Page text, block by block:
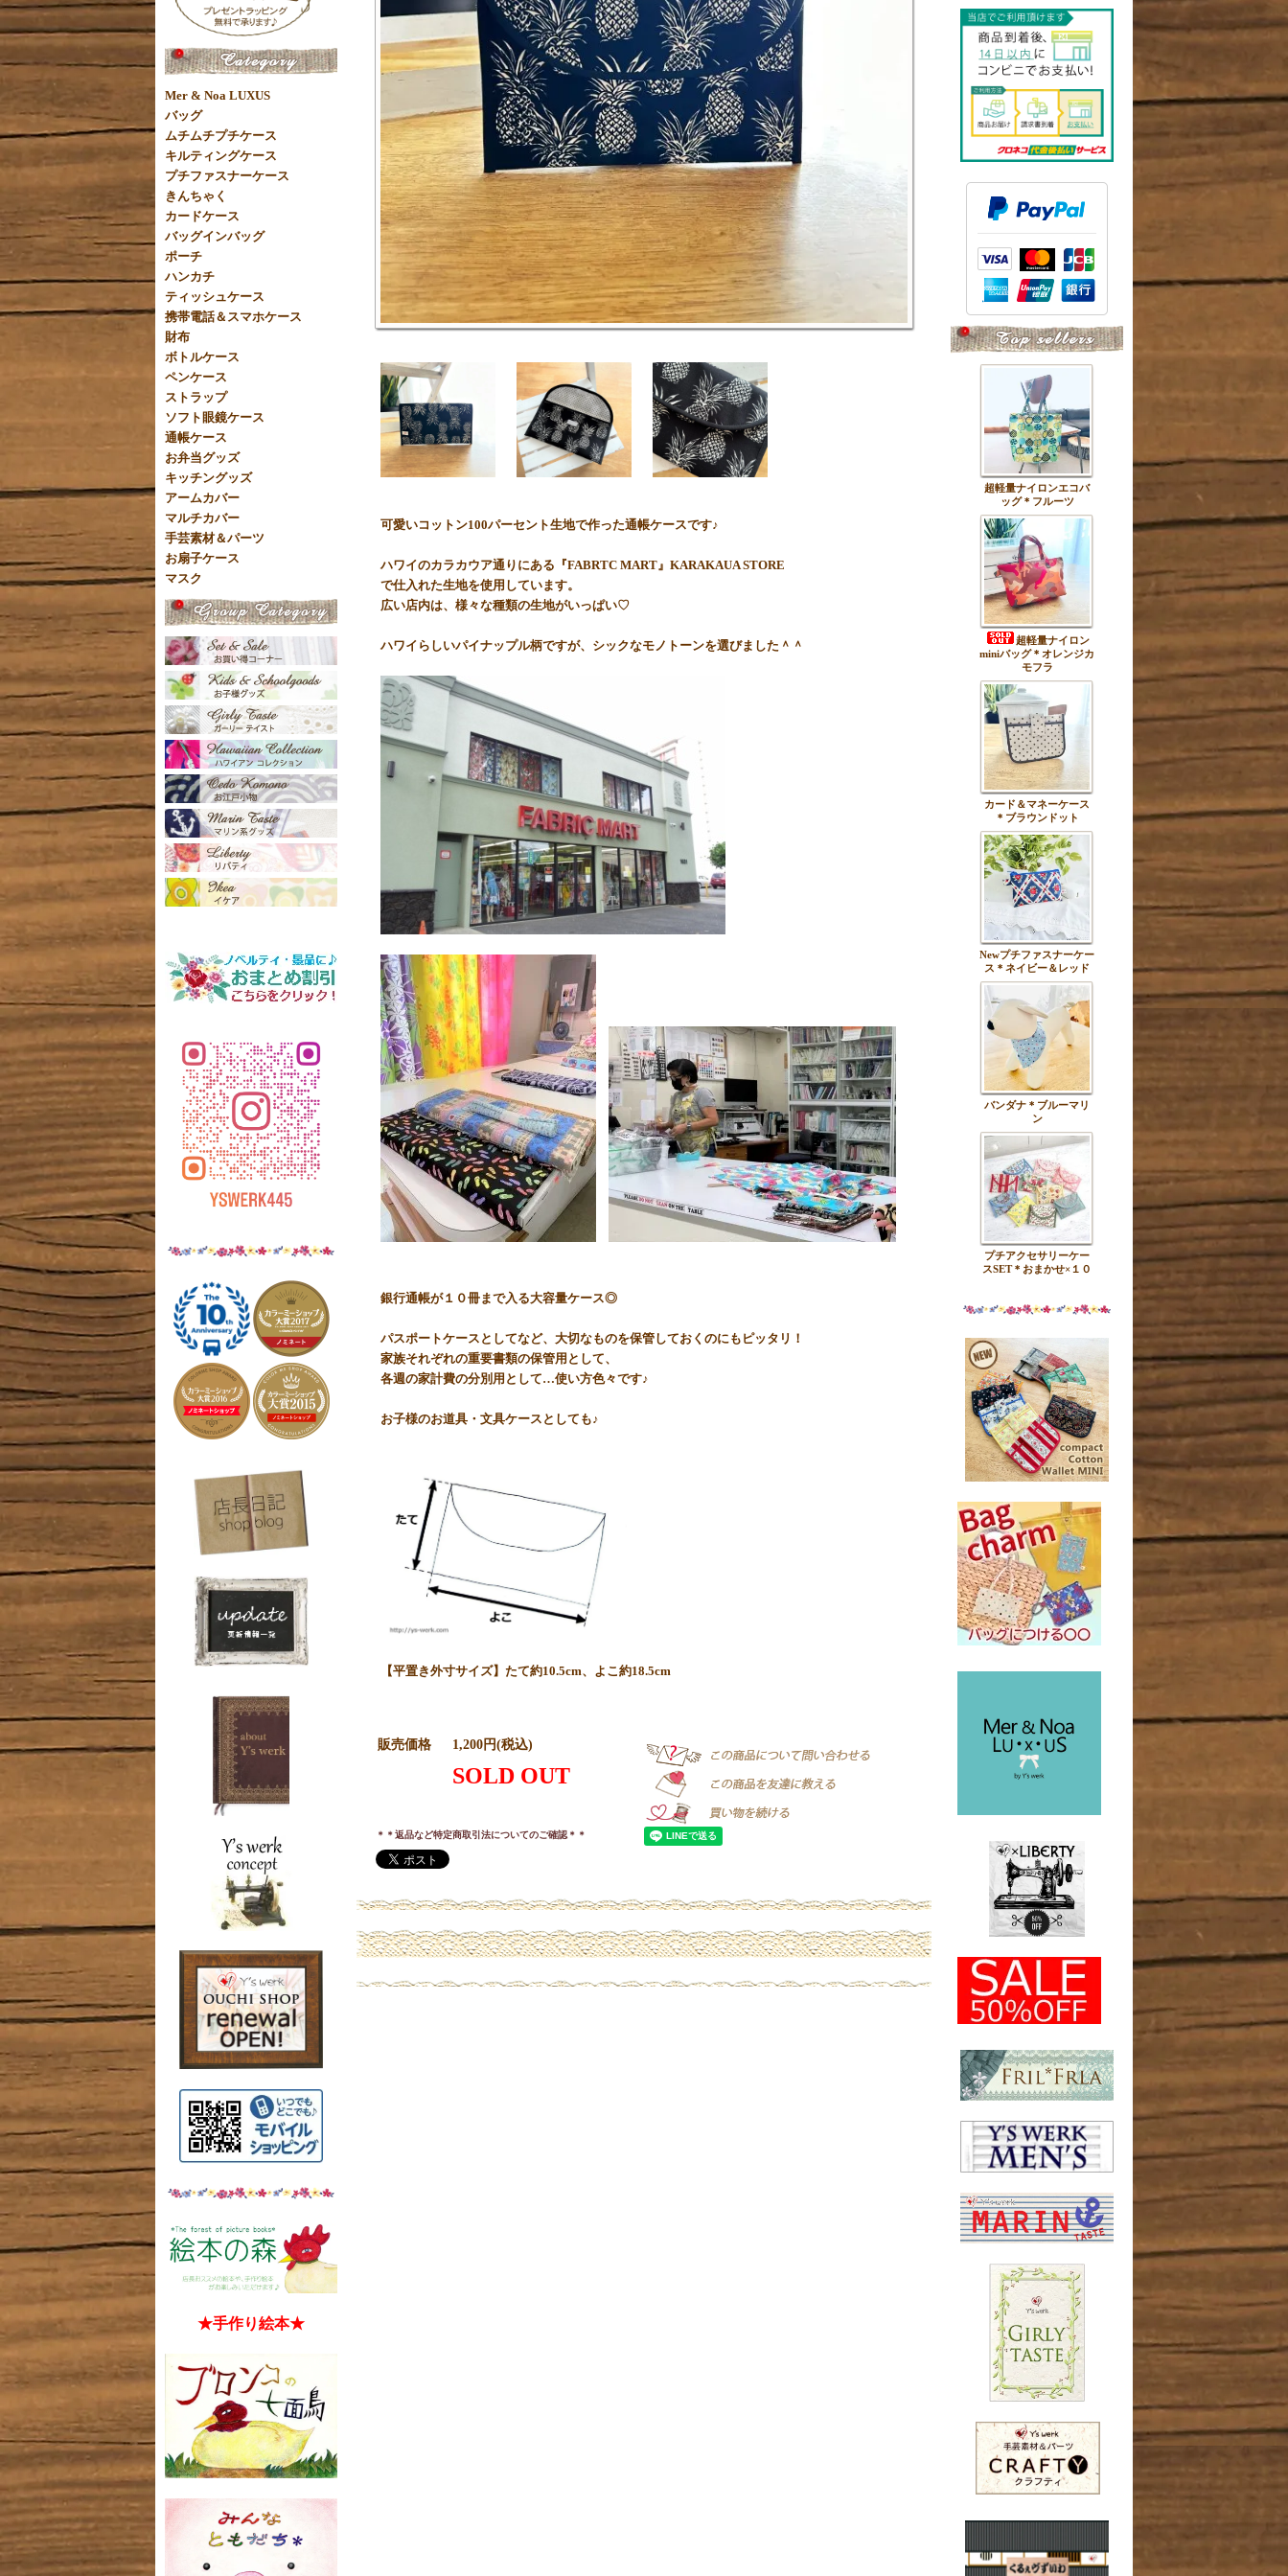
可愛いコットン100パーセント生地で作った通帳ケースです♪
ハワイのカラカウア通りにある 『FABRTC MART』KARAKAUA STORE
で仕入れた生地を使用しています。
広い店内は、様々な種類の生地がいっぱい♡
ハワイらしいパイナップル柄ですが、シックなモノトーンを選びました＾＾
銀行通帳が１０冊まで入る大容量ケース◎
パスポートケースとしてなど、大切なものを保管しておくのにもピッタリ！
家族それぞれの重要書類の保管用として、
各週の家計費の分別用として…使い方色々です♪
お子様のお道具・文具ケースとしても♪
【平置き外寸サイズ】たて約10.5cm、よこ約18.5cm
販売価格 1,200円(税込)
SOLD OUT
＊＊返品など特定商取引法についてのご確認＊＊
Mer & Noa LUXUS
バッグ
ムチムチプチケース
キルティングケース
プチファスナーケース
きんちゃく
カードケース
バッグインバッグ
ポーチ
ハンカチ
ティッシュケース
携帯電話＆スマホケース
財布
ボトルケース
ペンケース
ストラップ
ソフト眼鏡ケース
通帳ケース
お弁当グッズ
キッチングッズ
アームカバー
マルチカバー
手芸素材＆パーツ
お扇子ケース
マスク
★手作り絵本★
超軽量ナイロンエコバ
ッグ＊フルーツ
超軽量ナイロン
miniバッグ＊オレンジカ
モフラ
カード＆マネーケース
＊ブラウンドット
Newプチファスナーケー
ス＊ネイビー＆レッド
バンダナ＊ブルーマリ
ン
プチアクセサリーケー
スSET＊おまかせ×１０